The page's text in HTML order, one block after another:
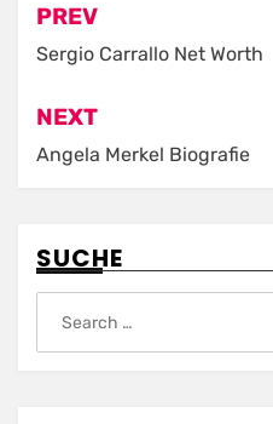
Post
navigation
PREV
Sergio Carrallo Net Worth
NEXT
Angela Merkel Biografie
SUCHE